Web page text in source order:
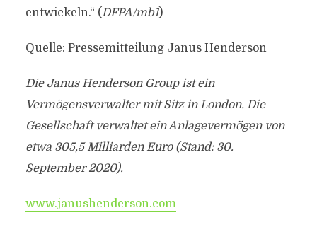
entwickeln.“ (DFPA/mb1)
Quelle: Pressemitteilung Janus Henderson
Die Janus Henderson Group ist ein
Vermögensverwalter mit Sitz in London. Die
Gesellschaft verwaltet ein Anlagevermögen von
etwa 305,5 Milliarden Euro (Stand: 30.
September 2020).
www.janushenderson.com